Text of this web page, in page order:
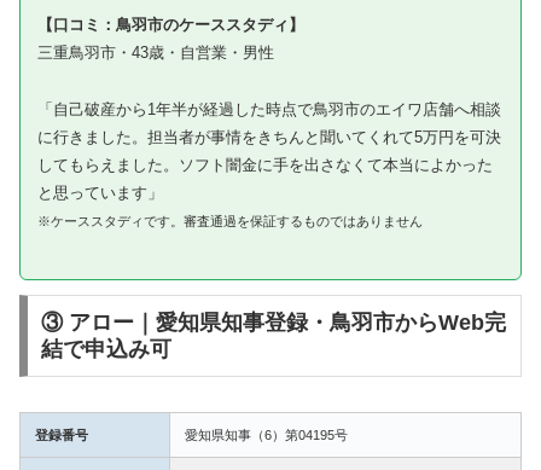
【口コミ：鳥羽市のケーススタディ】
三重鳥羽市・43歳・自営業・男性
「自己破産から1年半が経過した時点で鳥羽市のエイワ店舗へ相談
に行きました。担当者が事情をきちんと聞いてくれて5万円を可決
してもらえました。ソフト闇金に手を出さなくて本当によかった
と思っています」
※ケーススタディです。審査通過を保証するものではありません
③ アロー｜愛知県知事登録・鳥羽市からWeb完
結で申込み可
登録番号 愛知県知事（6）第04195号